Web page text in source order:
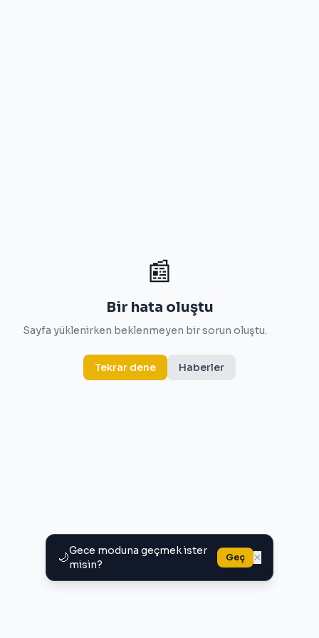
🌙Gece moduna geçmek ister
misin?
Geç ×
📰
Bir hata oluştu
Sayfa yüklenirken beklenmeyen bir sorun oluştu.
Tekrar dene Haberler